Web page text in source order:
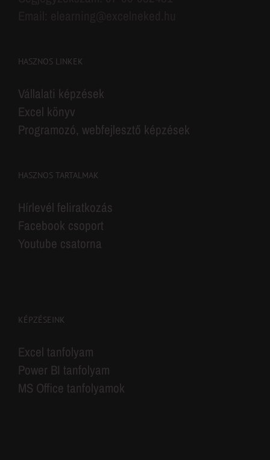
HASZNOS LINKEK
Vállalati képzések
Excel könyv
Programozó, webfejlesztő képzések
HASZNOS TARTALMAK
Hírlevél feliratkozás
Facebook csoport
Youtube csatorna
KÉPZÉSEINK
Excel tanfolyam
Power BI tanfolyam
MS Office tanfolyamok